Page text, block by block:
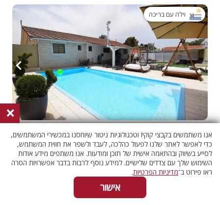
וילה עם בריכה
וילה יהלום בלבן ריזורט
ירושלים והשפלה, תירוש
7 חדרים
בדוק אם פנוי
055-4538178
×
אנו משתמשים בקבצי קוקיז וטכנולוגיות ניטור שיוחסנו במכשירי המשתמשים,
כדי לאפשר לאתר שלנו לפעול כהלכה, לעבד ולשפר את חווית המשתמש,
לסייע בשיווק ובהתאמה אישית של תוכן ומודעות. אנו משתפים מידע אודות
השימוש שלך עם צדדים שלישיים. למידע נוסף לרבות בדבר אפשרויות הסרה
ראו פירוט ב־מדיניות הפרטיות.
אישור